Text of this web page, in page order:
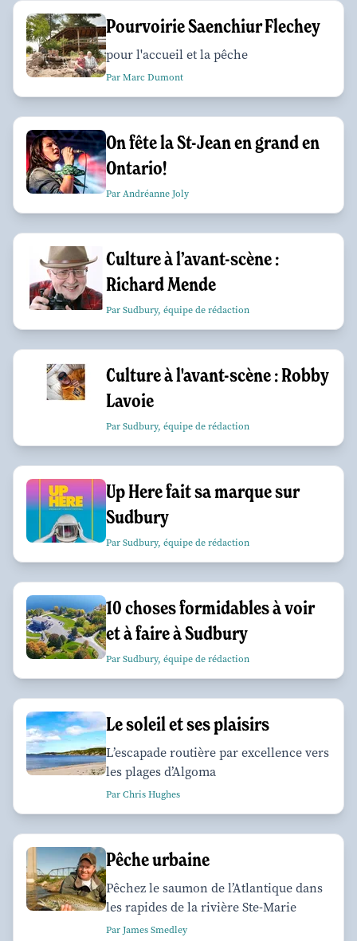
Pourvoirie Saenchiur Flechey
pour l'accueil et la pêche
Par Marc Dumont
On fête la St-Jean en grand en
Ontario!
Par Andréanne Joly
Culture à l’avant-scène :
Richard Mende
Par Sudbury, équipe de rédaction
Culture à l'avant-scène : Robby
Lavoie
Par Sudbury, équipe de rédaction
Up Here fait sa marque sur
Sudbury
Par Sudbury, équipe de rédaction
10 choses formidables à voir
et à faire à Sudbury
Par Sudbury, équipe de rédaction
Le soleil et ses plaisirs
L’escapade routière par excellence vers
les plages d’Algoma
Par Chris Hughes
Pêche urbaine
Pêchez le saumon de l’Atlantique dans
les rapides de la rivière Ste-Marie
Par James Smedley